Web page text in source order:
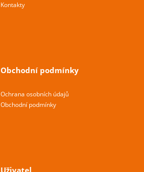
Kontakty
Obchodní podmínky
Ochrana osobních údajů
Obchodní podmínky